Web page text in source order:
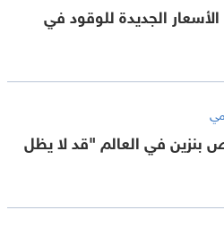
الجديدة للوقود في
بنزين في العالم "قد لا يظل